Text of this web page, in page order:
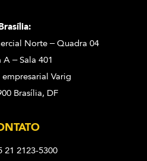
Brasília:
Norte – Quadra 04
A – Sala 401
Varig
Brasília, DF
21 2123-5300